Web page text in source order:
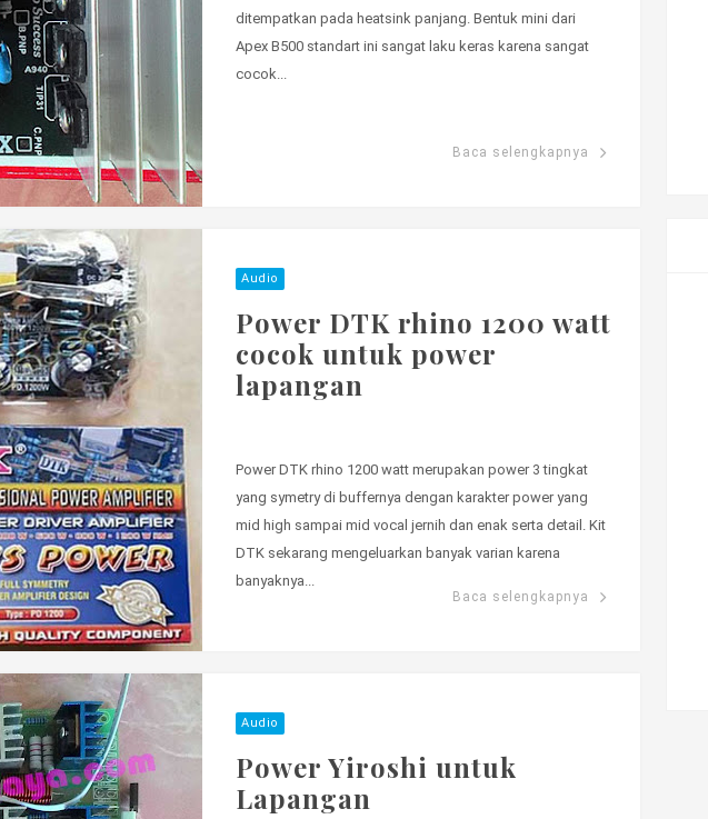
ditempatkan pada heatsink panjang. Bentuk mini dari
Apex B500 standart ini sangat laku keras karena sangat
cocok...
Baca selengkapnya
Audio
Power DTK rhino 1200 watt
cocok untuk power
lapangan
Power DTK rhino 1200 watt merupakan power 3 tingkat
yang symetry di buffernya dengan karakter power yang
mid high sampai mid vocal jernih dan enak serta detail. Kit
DTK sekarang mengeluarkan banyak varian karena
banyaknya...
Baca selengkapnya
Audio
Power Yiroshi untuk
Lapangan